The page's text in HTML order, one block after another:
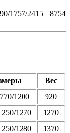
1757/2415 8754
Вес
1200
920
1270
1270
1280
1370